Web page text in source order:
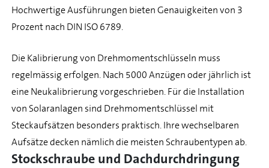
Hochwertige Ausführungen bieten Genauigkeiten von 3
Prozent nach DIN ISO 6789.
Die Kalibrierung von Drehmomentschlüsseln muss
regelmässig erfolgen. Nach 5000 Anzügen oder jährlich ist
eine Neukalibrierung vorgeschrieben. Für die Installation
von Solaranlagen sind Drehmomentschlüssel mit
Steckaufsätzen besonders praktisch. Ihre wechselbaren
Aufsätze decken nämlich die meisten Schraubentypen ab.
Stockschraube und Dachdurchdringung